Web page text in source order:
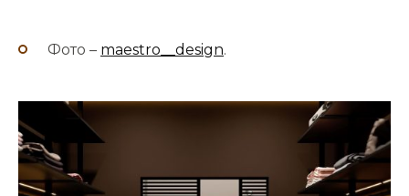
Фото – maestro__design.